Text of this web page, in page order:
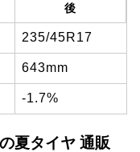
後
235/45R17
643mm
-1.7%
夏タイヤ 通販